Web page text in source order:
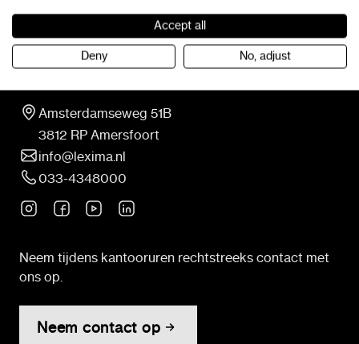
Contact
Amsterdamseweg 51B
3812 RP Amersfoort
info@lexima.nl
033-4348000
Neem tijdens kantooruren rechtstreeks contact met
ons op.
Neem contact op
Accept all
Deny No, adjust